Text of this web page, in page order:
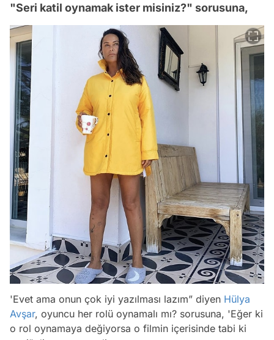
"Seri katil oynamak ister misiniz?" sorusuna,
'Evet ama onun çok iyi yazılması lazım” diyen Hülya
Avşar, oyuncu her rolü oynamalı mı? sorusuna, 'Eğer ki
o rol oynamaya değiyorsa o filmin içerisinde tabi ki